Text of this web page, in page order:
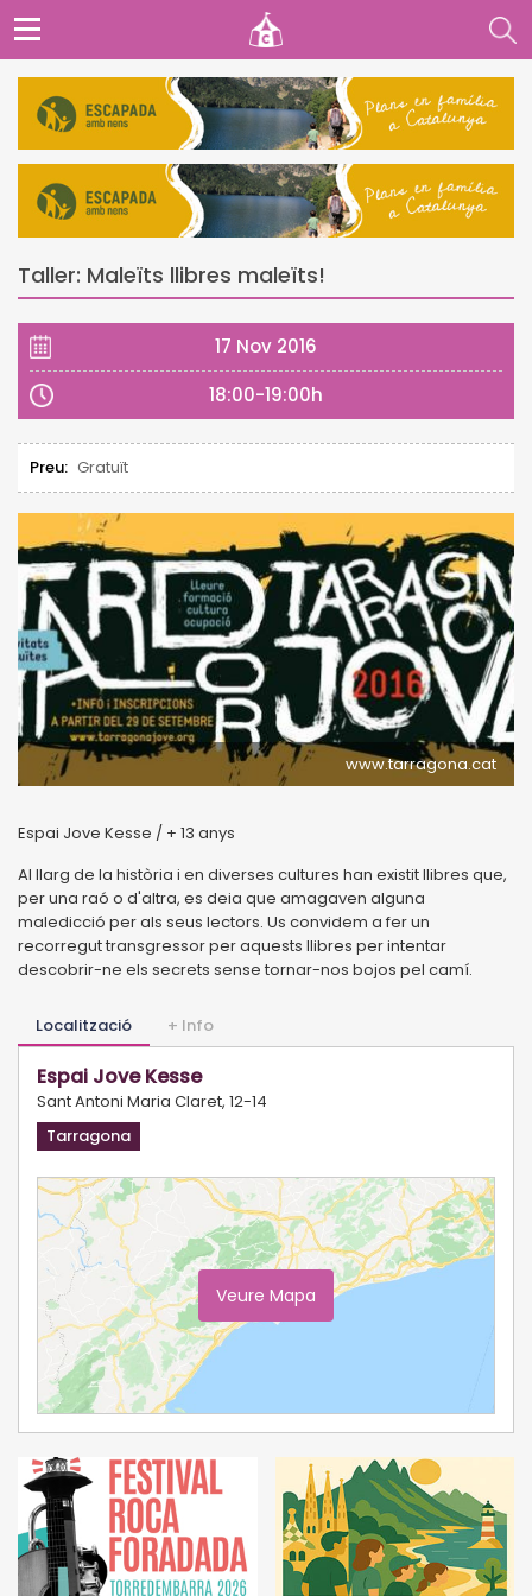
Taller: Maleïts llibres maleïts!
17 Nov 2016
18:00-19:00h
Preu: Gratuït
www.tarragona.cat
Espai Jove Kesse / + 13 anys
Al llarg de la història i en diverses cultures han existit llibres que,
per una raó o d'altra, es deia que amagaven alguna
maledicció per als seus lectors. Us convidem a fer un
recorregut transgressor per aquests llibres per intentar
descobrir-ne els secrets sense tornar-nos bojos pel camí.
Localització + Info
Espai Jove Kesse
Sant Antoni Maria Claret, 12-14
Tarragona
Veure Mapa